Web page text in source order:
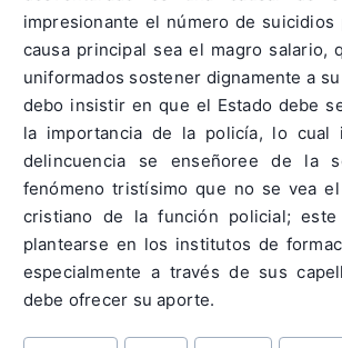
impresionante el número de suicidios
causa principal sea el magro salario,
uniformados sostener dignamente a
debo insistir en que el Estado debe
la importancia de la policía, lo cual
delincuencia se enseñoree de la
fenómeno tristísimo que no se vea
cristiano de la función policial; este
plantearse en los institutos de
especialmente a través de sus
debe ofrecer su aporte.
Post